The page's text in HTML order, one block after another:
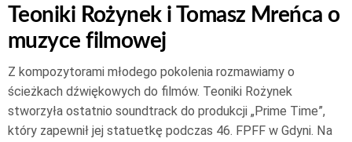
Teoniki Rożynek i Tomasz Mreńca o
muzyce filmowej
Z kompozytorami młodego pokolenia rozmawiamy o
ścieżkach dźwiękowych do filmów. Teoniki Rożynek
stworzyła ostatnio soundtrack do produkcji „Prime Time”,
który zapewnił jej statuetkę podczas 46. FPFF w Gdyni. Na